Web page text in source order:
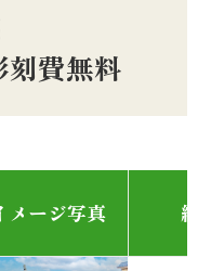
けていま
葬墓地をご
て動物供養塔
養代込。以後
。
費無料
メージ写真 納